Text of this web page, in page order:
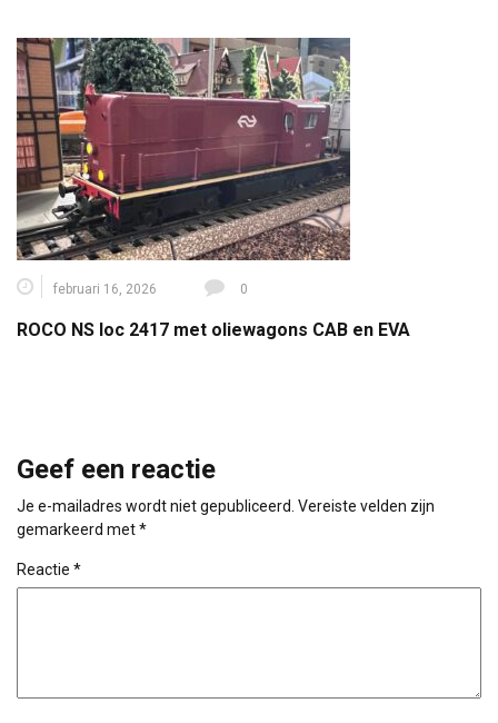
februari 16, 2026 0
ROCO NS loc 2417 met oliewagons CAB en EVA
Geef een reactie
Je e-mailadres wordt niet gepubliceerd. Vereiste velden zijn
gemarkeerd met*
Reactie *